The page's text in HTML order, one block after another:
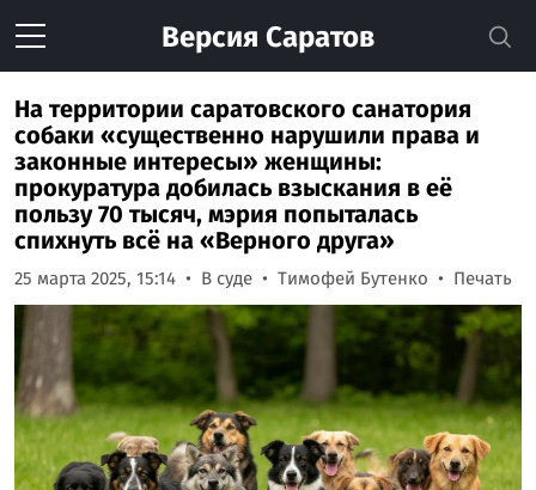
Версия Саратов
На территории саратовского санатория
собаки «существенно нарушили права и
законные интересы» женщины:
прокуратура добилась взыскания в её
пользу 70 тысяч, мэрия попыталась
спихнуть всё на «Верного друга»
25 марта 2025, 15:14 В суде Тимофей Бутенко Печать